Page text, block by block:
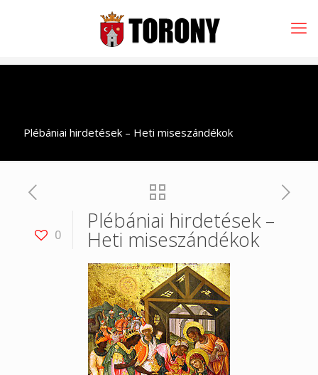
Plébániai hirdetések – Heti miseszándékok
0
Plébániai hirdetések –
Heti miseszándékok